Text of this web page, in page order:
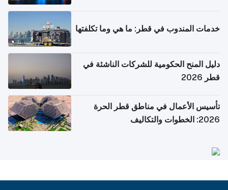
خدمات المندوب في قطر: ما هي وما تكلفتها
دليل المنح الحكومية للشركات الناشئة في
قطر 2026
تأسيس الأعمال في مناطق قطر الحرة
2026: الخطوات والتكاليف